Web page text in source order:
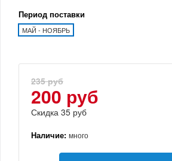
Период поставки
МАЙ - НОЯБРЬ
235 руб
200 руб
Скидка 35 руб
Наличие: много